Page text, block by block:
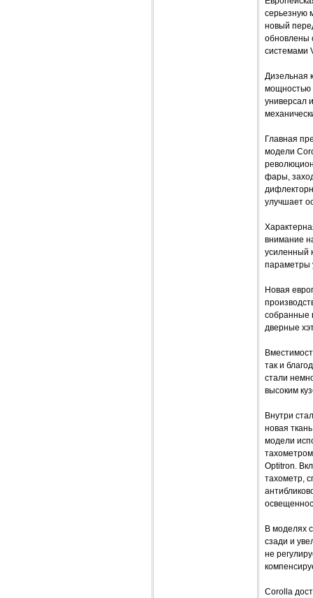
серьезную
новый
обновлены
системами
Дизельная
мощностью
универсал
Главная
модели
фары,
улучшает
внимание
усиленный
параметры
Новая
собранные
дверные
так и
стали
высоким
Внутри
новая
модели
Optitron.
тахометр,
В моделях
сзади и
не
Corolla